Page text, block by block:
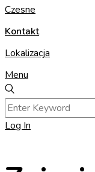
Czesne
Kontakt
Lokalizacja
Menu
Log In